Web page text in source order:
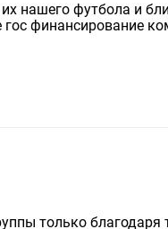
нашего футбола и
финансирование
только благодаря